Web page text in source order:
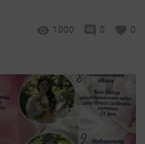
1000 0 0